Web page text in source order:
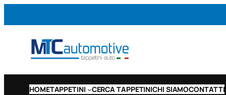
HOMETAPPETINI CERCA TAPPETINICHI SIAMOCONTATTI